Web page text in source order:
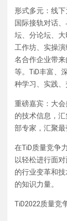
形式多元：线
国际接轨对话
坛、分论坛、大
工作坊、实操
名合作企业带
等。TiD丰富、
种学习、实践、
重磅嘉宾：大
的技术信息，
部专家，汇聚最
在TiD质量竞争
以轻松进行面
的行业变革和
的知识力量。
TiD2022质量竞